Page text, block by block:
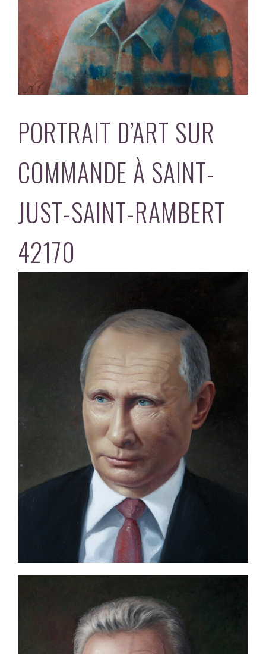
PORTRAIT D’ART SUR
COMMANDE À SAINT-
JUST-SAINT-RAMBERT
42170